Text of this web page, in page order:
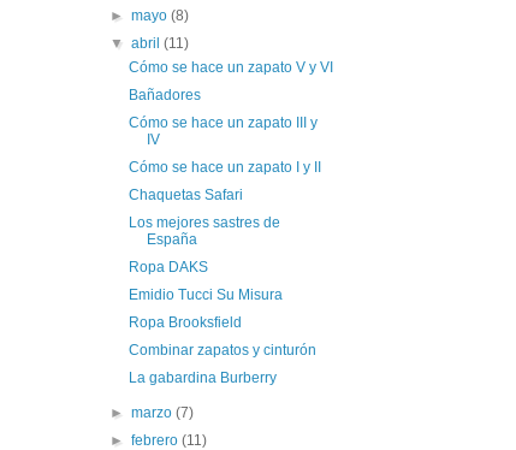
►mayo(8)
▼abril(11)
Cómo se hace un zapato V y VI
Bañadores
Cómo se hace un zapato III y
IV
Cómo se hace un zapato I y II
Chaquetas Safari
Los mejores sastres de
España
Ropa DAKS
Emidio Tucci Su Misura
Ropa Brooksfield
Combinar zapatos y cinturón
La gabardina Burberry
►marzo(7)
►febrero(11)